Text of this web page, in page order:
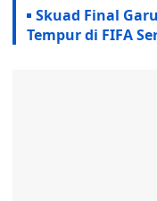
Skuad Final
Tempur di FIFA